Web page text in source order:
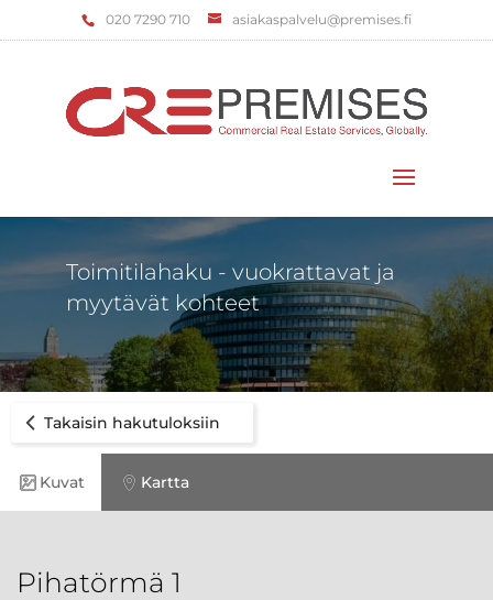
‌020 7290 710 asiakaspalvelu@premises.fi
Toimitilahaku - vuokrattavat ja
myytävät kohteet
Takaisin hakutuloksiin
Kuvat Kartta
Pihatörmä 1